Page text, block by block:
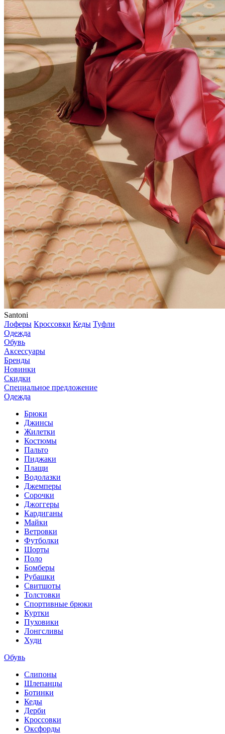
Santoni
Лоферы Кроссовки Кеды Туфли
Одежда
Обувь
Аксессуары
Бренды
Новинки
Скидки
Специальное предложение
Одежда
Брюки
Джинсы
Жилетки
Костюмы
Пальто
Пиджаки
Плащи
Водолазки
Джемперы
Сорочки
Джоггеры
Кардиганы
Майки
Ветровки
Футболки
Шорты
Поло
Бомберы
Рубашки
Свитшоты
Толстовки
Спортивные брюки
Куртки
Пуховики
Лонгсливы
Худи
Обувь
Слипоны
Шлепанцы
Ботинки
Кеды
Дерби
Кроссовки
Оксфорды